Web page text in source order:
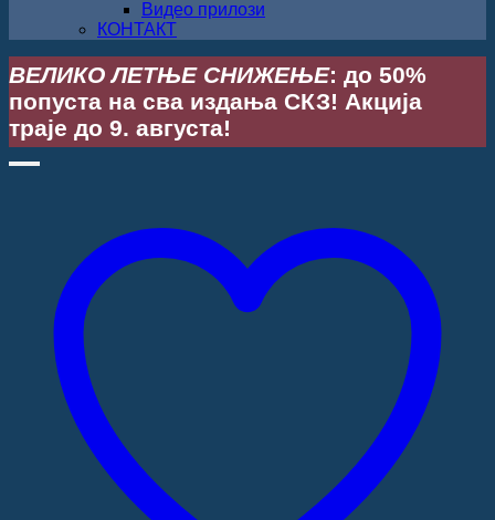
Видео прилози
КОНТАКТ
ВЕЛИКО ЛЕТЊЕ СНИЖЕЊЕ: до 50%
попуста на сва издања СКЗ! Акција
траје до 9. августа!